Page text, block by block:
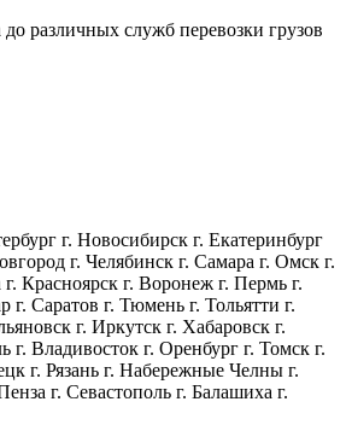
различных служб перевозки грузов
г. Новосибирск г. Екатеринбург
г. Челябинск г. Самара г. Омск г.
Красноярск г. Воронеж г. Пермь г.
г. Саратов г. Тюмень г. Тольятти г.
г. Иркутск г. Хабаровск г.
г. Владивосток г. Оренбург г. Томск г.
г. Рязань г. Набережные Челны г.
г. Севастополь г. Балашиха г.